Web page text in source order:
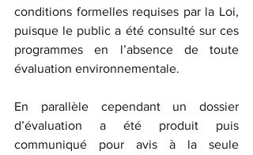
conditions formelles requises par la Loi,
puisque le public a été consulté sur ces
programmes en l’absence de toute
évaluation environnementale.
En parallèle cependant un dossier
d’évaluation a été produit puis
communiqué pour avis à la seule